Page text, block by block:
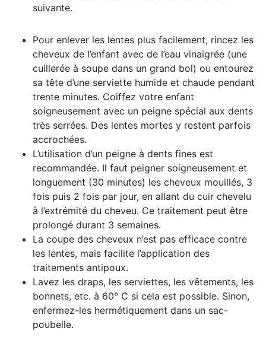
suivante.
Pour enlever les lentes plus facilement, rincez les
cheveux de l’enfant avec de l’eau vinaigrée (une
cuillerée à soupe dans un grand bol) ou entourez
sa tête d’une serviette humide et chaude pendant
trente minutes. Coiffez votre enfant
soigneusement avec un peigne spécial aux dents
très serrées. Des lentes mortes y restent parfois
accrochées.
L’utilisation d’un peigne à dents fines est
recommandée. Il faut peigner soigneusement et
longuement (30 minutes) les cheveux mouillés, 3
fois puis 2 fois par jour, en allant du cuir chevelu
à l’extrémité du cheveu. Ce traitement peut être
prolongé durant 3 semaines.
La coupe des cheveux n’est pas efficace contre
les lentes, mais facilite l’application des
traitements antipoux.
Lavez les draps, les serviettes, les vêtements, les
bonnets, etc. à 60° C si cela est possible. Sinon,
enfermez-les hermétiquement dans un sac-
poubelle.